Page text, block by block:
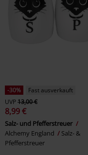
-30%
Fast ausverkauft
UVP13,00 €
8,99 €
Salz- und Pfefferstreuer
Alchemy England
Salz- &
Pfefferstreuer